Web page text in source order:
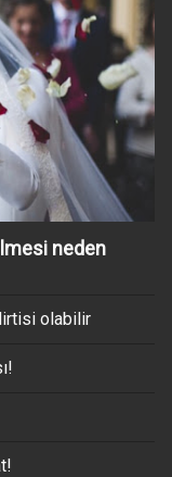
neden
olabilir